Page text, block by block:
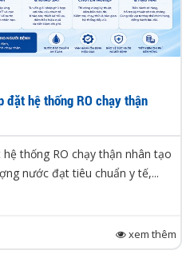
hệ thống RO chạy thận
thống RO chạy thận nhân tạo
nước đạt tiêu chuẩn y tế,...
xem thêm